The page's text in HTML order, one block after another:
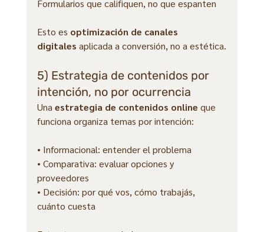
Formularios que califiquen, no que espanten
Esto es optimización de canales
digitales aplicada a conversión, no a estética.
5) Estrategia de contenidos por
intención, no por ocurrencia
Una estrategia de contenidos online que
funciona organiza temas por intención:
• Informacional: entender el problema
• Comparativa: evaluar opciones y
proveedores
• Decisión: por qué vos, cómo trabajás,
cuánto cuesta